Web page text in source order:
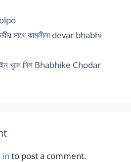
সাথে কামলীলা devar bhabhi
খুলে নিল Bhabhike Chodar
in to post a comment.